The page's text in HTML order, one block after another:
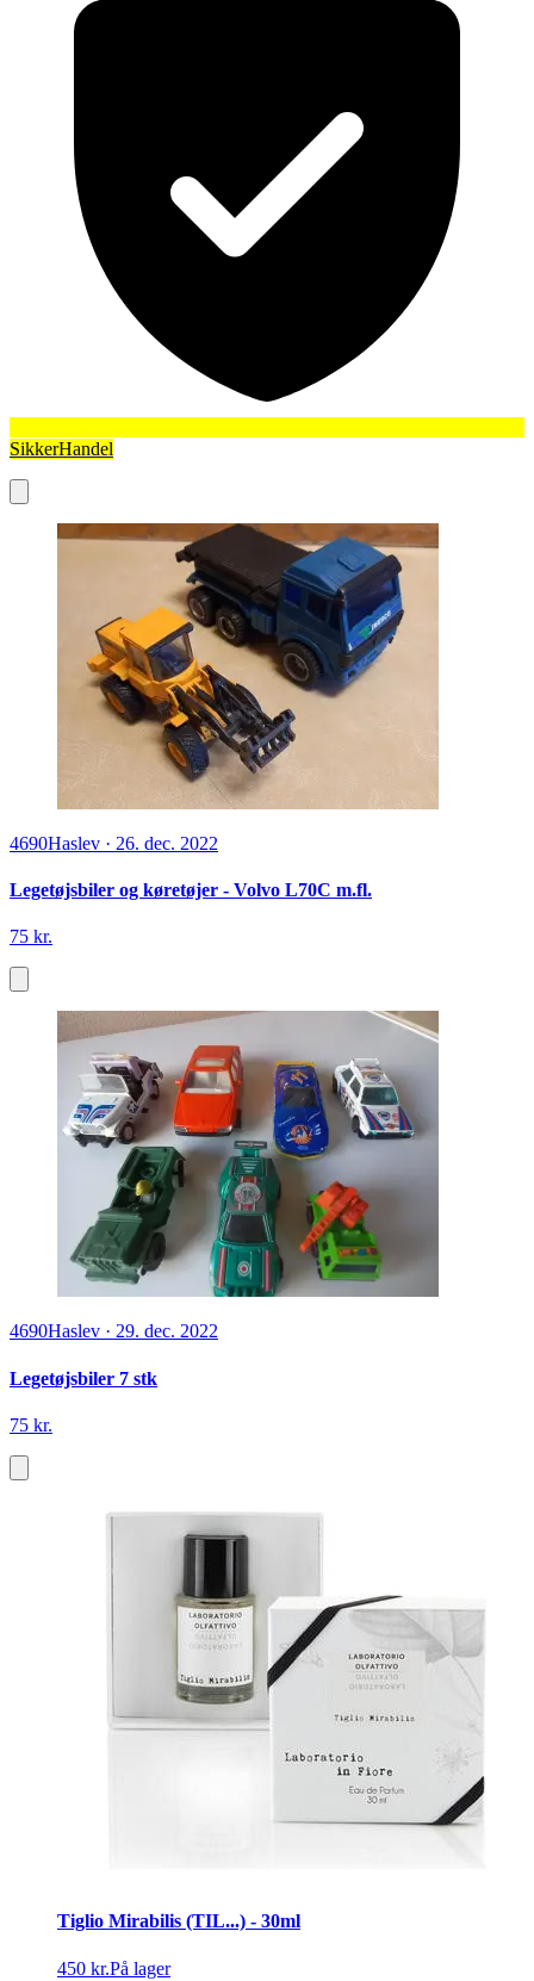
SikkerHandel
4690Haslev · 26. dec. 2022
Legetøjsbiler og køretøjer - Volvo L70C m.fl.
75 kr.
4690Haslev · 29. dec. 2022
Legetøjsbiler 7 stk
75 kr.
Tiglio Mirabilis (TIL...) - 30ml
450 kr.På lager